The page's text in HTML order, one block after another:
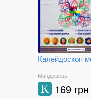
Мандрівець
169 грн
К